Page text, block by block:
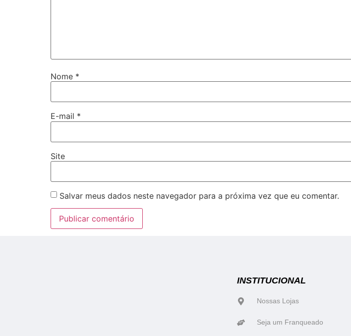
Nome *
E-mail *
Site
Salvar meus dados neste navegador para a próxima vez que eu comentar.
INSTITUCIONAL
Nossas Lojas
Seja um Franqueado